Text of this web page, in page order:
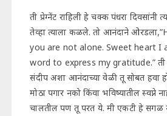
ती प्रेग्नेंट राहिली हे चक्क पंधरा दिवसांनी
तेव्हा त्याला कळले. तो आनंदाने
you are not alone. Sweet heart I
word to express my gratitude.” ती
संदीप अशा आनंदाच्या वेळी तू सोबत हवा
मोठा पगार नको किंवा भविष्यातील स्वप्ने
चालतील पण तू परत ये. मी एकटी हे सगळ